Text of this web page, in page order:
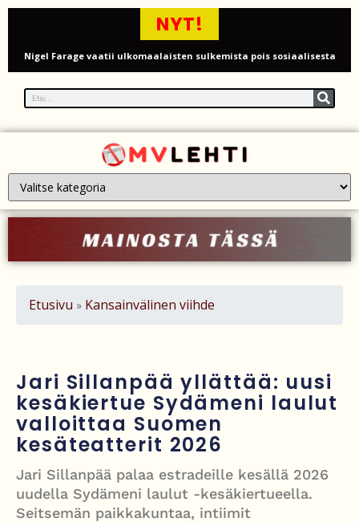
NYT!
Nigel Farage vaatii ulkomaalaisten sulkemista pois sosiaalisesta
Painumat sillan lähellä pysäyttivät junaliikenteen Gatwickin
lentoasemalle
Justin Trudeau puolustautuu kritiikiltä – valitsi Katy Perryn
esiintymisen Kanadan MM-avauksen sijaan
kuukautisterveyden ja endometrioosin hoidon puolesta
Iso-Britannia heikentämässä sähköautojen myyntitavoitetta – mitä
muutos tarkoittaa?
mitä tiedetään traagisesta turmasta
Öljyn hinta sukelsi – Pakistanin välittämä USA–Iran-sopimus avaa
Etusivu » Kansainvälinen viihde
Jari Sillanpää yllättää: uusi
kesäkiertue Sydämeni laulut
valloittaa Suomen
kesäteatterit 2026
Jari Sillanpää palaa estradeille kesällä 2026
uudella Sydämeni laulut -kesäkiertueella.
Seitsemän paikkakuntaa, intiimit